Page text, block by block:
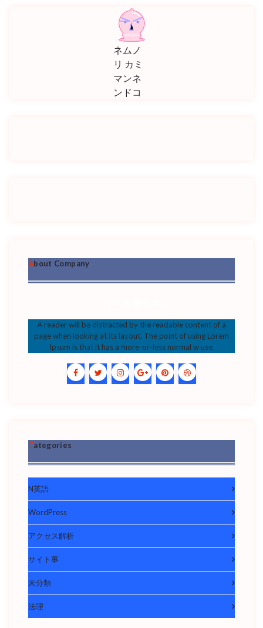
ネムノ
リ カミ
マンネ
ンドコ
About Company
A reader will be distracted by the readable content of a
page when looking at its layout. The point of using Lorem
Ipsum is that it has a more-or-less normal w use.
Categories
N英語
WordPress
アクセス解析
サイト事
未分類
法理